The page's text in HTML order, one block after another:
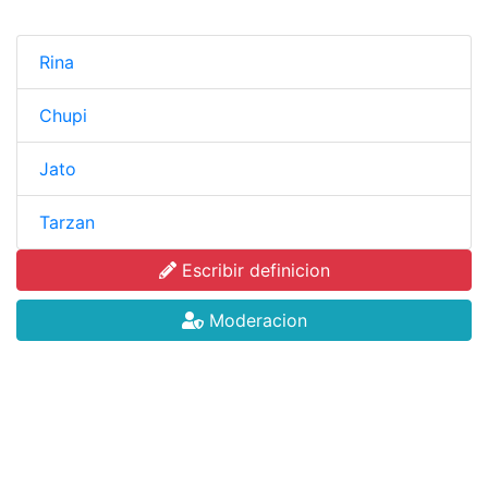
Rina
Chupi
Jato
Tarzan
Escribir definicion
Moderacion